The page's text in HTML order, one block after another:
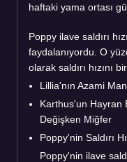
haftaki yama ortası
Poppy ilave saldırı
faydalanıyordu. O
olarak saldırı hızını
Lillia'nın Azami
Karthus'un Hayran
Değişken Miğfer
Poppy'nin Saldırı
Poppy'nin ilave